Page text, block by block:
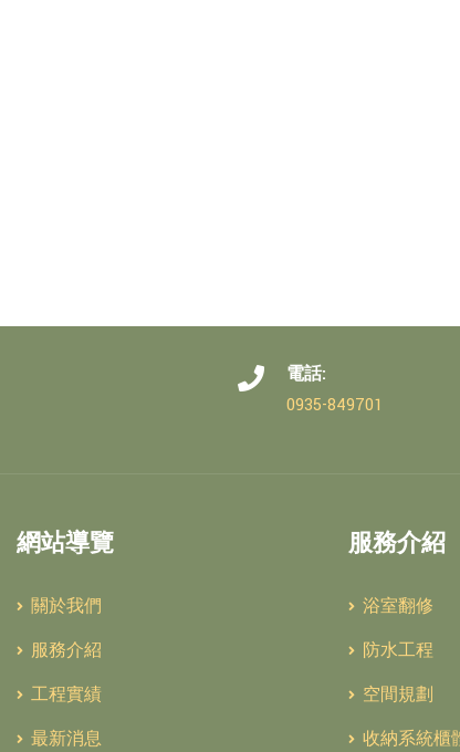
電話:
0935-849701
網站導覽
關於我們
服務介紹
工程實績
最新消息
服務介紹
浴室翻修
防水工程
空間規劃
收納系統櫃